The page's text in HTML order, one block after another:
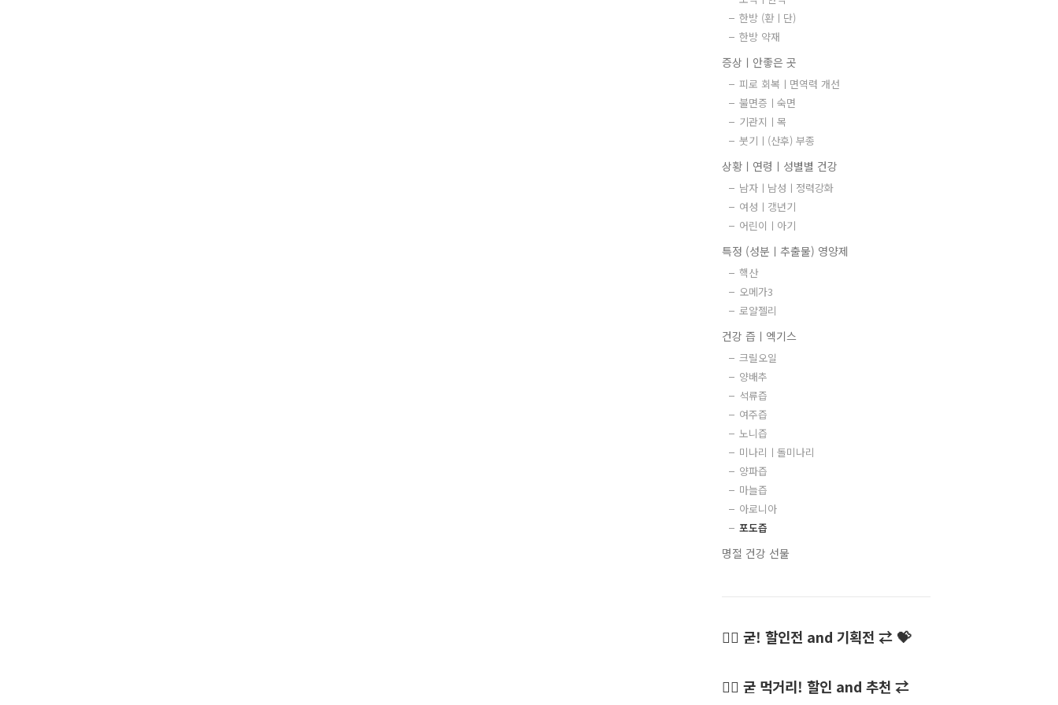
한방 (환ㅣ단)
한방 약재
증상ㅣ안좋은 곳
피로 회복ㅣ면역력 개선
불면증ㅣ숙면
기관지ㅣ목
붓기ㅣ(산후) 부종
상황ㅣ연령ㅣ성별별 건강
남자ㅣ남성ㅣ정력강화
여성ㅣ갱년기
어린이ㅣ아기
특정 (성분ㅣ추출물) 영양제
핵산
오메가3
로얄젤리
건강 즙ㅣ엑기스
크릴오일
양배추
석류즙
여주즙
노니즙
미나리ㅣ돌미나리
양파즙
마늘즙
아로니아
포도즙
명절 건강 선물
👍🏻 굳! 할인전 and 기획전 ⇄ 💝
👍🏻 굳 먹거리! 할인 and 추천 ⇄